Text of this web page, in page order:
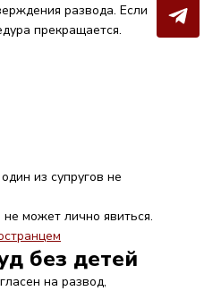
развода. Если
прекращается.
из супругов не
может лично явиться.
без детей
на развод,